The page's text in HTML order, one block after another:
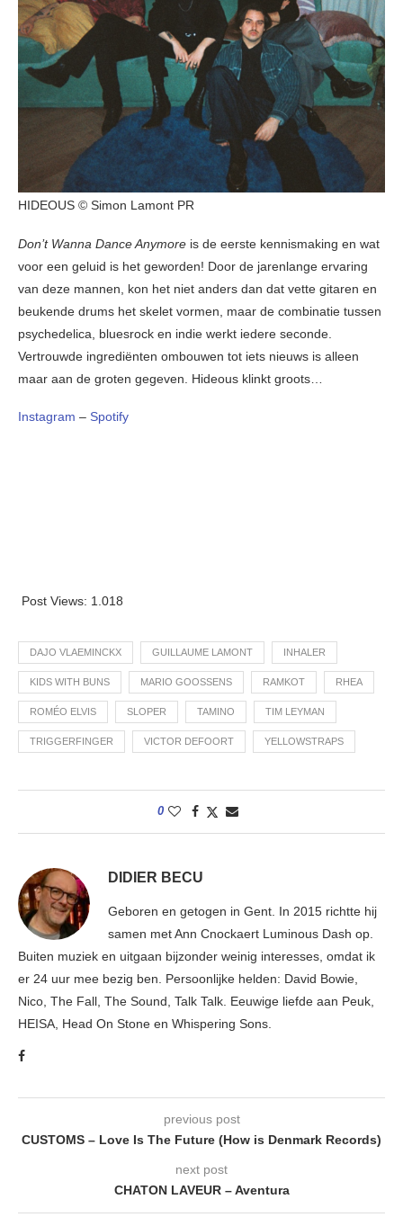
HIDEOUS © Simon Lamont PR
Don’t Wanna Dance Anymore is de eerste kennismaking en wat
voor een geluid is het geworden! Door de jarenlange ervaring
van deze mannen, kon het niet anders dan dat vette gitaren en
beukende drums het skelet vormen, maar de combinatie tussen
psychedelica, bluesrock en indie werkt iedere seconde.
Vertrouwde ingrediënten ombouwen tot iets nieuws is alleen
maar aan de groten gegeven. Hideous klinkt groots…
Instagram – Spotify
Post Views: 1.018
DAJO VLAEMINCKX GUILLAUME LAMONT INHALER
KIDS WITH BUNS MARIO GOOSSENS RAMKOT RHEA
ROMÉO ELVIS SLOPER TAMINO TIM LEYMAN
TRIGGERFINGER VICTOR DEFOORT YELLOWSTRAPS
0
DIDIER BECU
Geboren en getogen in Gent. In 2015 richtte hij
samen met Ann Cnockaert Luminous Dash op.
Buiten muziek en uitgaan bijzonder weinig interesses, omdat ik
er 24 uur mee bezig ben. Persoonlijke helden: David Bowie,
Nico, The Fall, The Sound, Talk Talk. Eeuwige liefde aan Peuk,
HEISA, Head On Stone en Whispering Sons.
previous post
CUSTOMS – Love Is The Future (How is Denmark Records)
next post
CHATON LAVEUR – Aventura